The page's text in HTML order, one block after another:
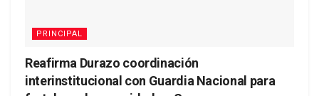
PRINCIPAL
Reafirma Durazo coordinación
interinstitucional con Guardia Nacional para